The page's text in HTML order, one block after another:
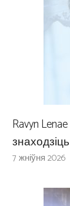
Ravyn
7 жніўня 2026